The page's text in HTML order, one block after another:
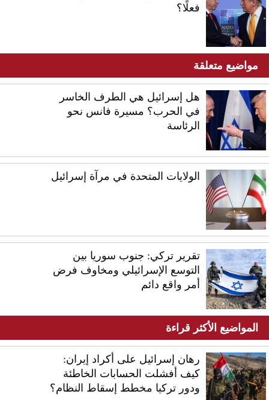
فعلًا؟
مواضيع متعلقة
هل إسرائيل هي الطرف الخاسر
في الحرب؟ مسيرة فانس نحو
الرئاسة
الولايات المتحدة في مرآة إسرائيل
تقرير تركي: جنوب سوريا بين
التوسع الإسرائيلي ومخاوف فرض
أمر واقع دائم
المواضيع الأكثر قراءة
رهان إسرائيل على أكراد إيران:
كيف أفشلت الحسابات الخاطئة
ودور تركيا مخطط إسقاط النظام؟